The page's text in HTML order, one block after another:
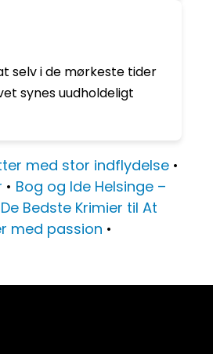
selv i de mørkeste tider
synes uudholdeligt
med stor indflydelse •
• Bog og Ide Helsinge –
Bedste Krimier til At
med passion •